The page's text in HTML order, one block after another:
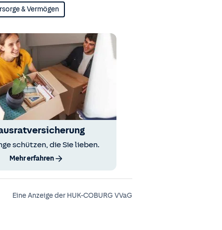
& Vermögen
schützen, die Sie lieben.
Mehr erfahren
Eine Anzeige der HUK-COBURG VVaG